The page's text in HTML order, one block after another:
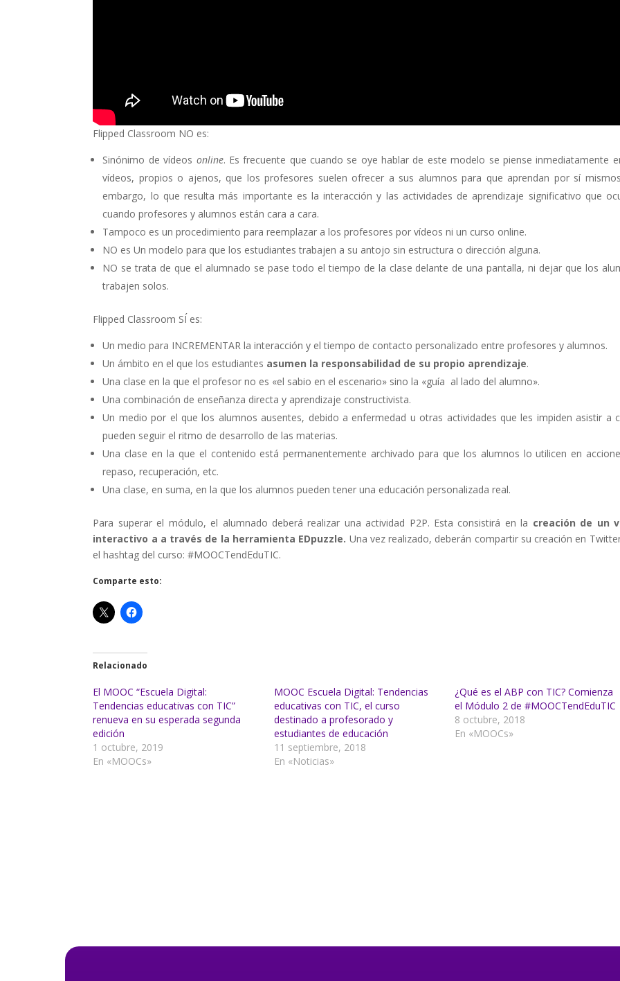
Flipped Classroom NO es:
Sinónimo de vídeos online. Es frecuente que cuando se oye hablar de este modelo se piense inmediatamente
vídeos, propios o ajenos, que los profesores suelen ofrecer a sus alumnos para que aprendan por sí
embargo, lo que resulta más importante es la interacción y las actividades de aprendizaje significativo que
cuando profesores y alumnos están cara a cara.
Tampoco es un procedimiento para reemplazar a los profesores por vídeos ni un curso online.
NO es Un modelo para que los estudiantes trabajen a su antojo sin estructura o dirección alguna.
NO se trata de que el alumnado se pase todo el tiempo de la clase delante de una pantalla, ni dejar que los
trabajen solos.
Flipped Classroom SÍ es:
Un medio para INCREMENTAR la interacción y el tiempo de contacto personalizado entre profesores y alumnos.
Un ámbito en el que los estudiantes asumen la responsabilidad de su propio aprendizaje.
Una clase en la que el profesor no es «el sabio en el escenario» sino la «guía al lado del alumno».
Una combinación de enseñanza directa y aprendizaje constructivista.
Un medio por el que los alumnos ausentes, debido a enfermedad u otras actividades que les impiden asistir a
pueden seguir el ritmo de desarrollo de las materias.
Una clase en la que el contenido está permanentemente archivado para que los alumnos lo utilicen en
repaso, recuperación, etc.
Una clase, en suma, en la que los alumnos pueden tener una educación personalizada real.
Para superar el módulo, el alumnado deberá realizar una actividad P2P. Esta consistirá en la creación de un
interactivo a a través de la herramienta EDpuzzle. Una vez realizado, deberán compartir su creación en
el hashtag del curso: #MOOCTendEduTIC.
Comparte esto:
Relacionado
El MOOC “Escuela Digital:
Tendencias educativas con TIC”
renueva en su esperada segunda
edición
1 octubre, 2019
En «MOOCs»
MOOC Escuela Digital: Tendencias
educativas con TIC, el curso
destinado a profesorado y
estudiantes de educación
11 septiembre, 2018
En «Noticias»
¿Qué es el ABP con TIC? Comienza
el Módulo 2 de #MOOCTendEduTIC
8 octubre, 2018
En «MOOCs»